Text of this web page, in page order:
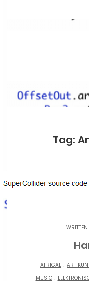
Tag:
WRITTEN
AFRIGAL . ART
MUSIC.